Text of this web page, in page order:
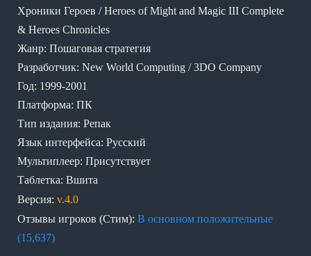
Хроники Героев / Heroes of Might and Magic III Complete
& Heroes Chronicles
Жанр: Пошаговая стратегия
Разработчик: New World Computing / 3DO Company
Год: 1999-2001
Платформа: ПК
Тип издания: Репак
Язык интерфейса: Русский
Мультиплеер: Присутствует
Таблетка: Вшита
Версия: v.4.0
Отзывы игроков (Стим): В основном положительные
(15,637)